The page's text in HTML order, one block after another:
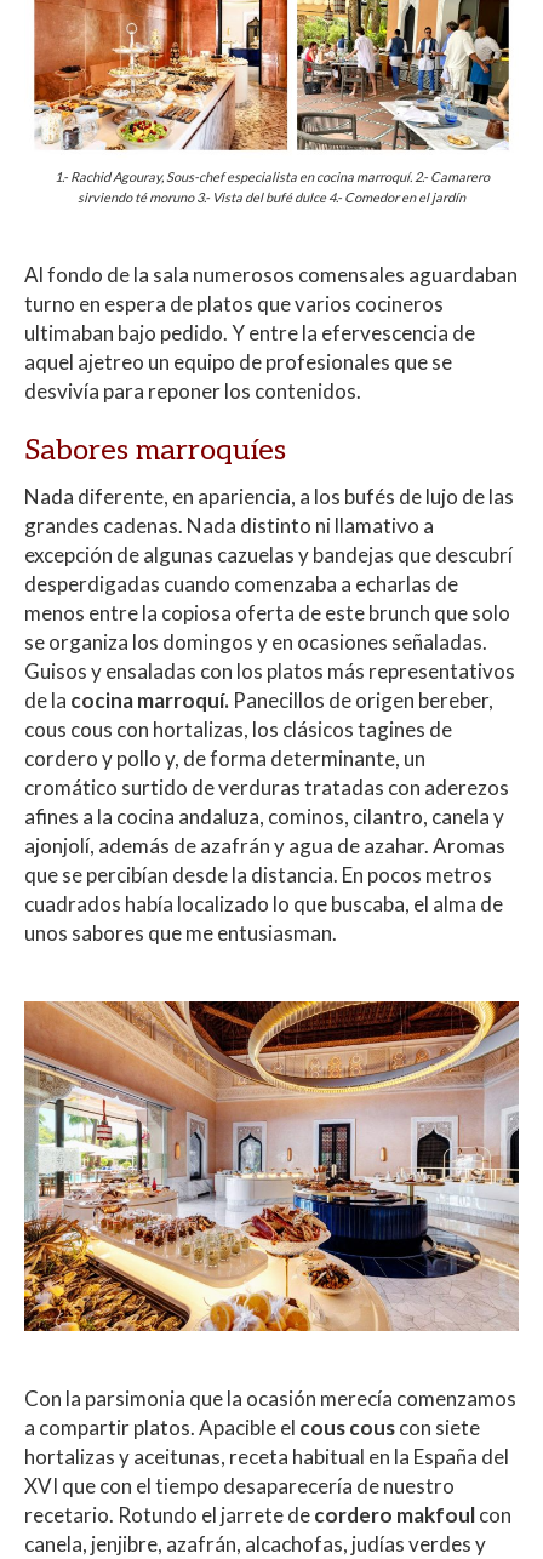
1.- Rachid Agouray, Sous-chef especialista en cocina marroquí. 2.- Camarero
sirviendo té moruno 3.- Vista del bufé dulce 4.- Comedor en el jardín
Al fondo de la sala numerosos comensales aguardaban
turno en espera de platos que varios cocineros
ultimaban bajo pedido. Y entre la efervescencia de
aquel ajetreo un equipo de profesionales que se
desvivía para reponer los contenidos.
Sabores marroquíes
Nada diferente, en apariencia, a los bufés de lujo de las
grandes cadenas. Nada distinto ni llamativo a
excepción de algunas cazuelas y bandejas que descubrí
desperdigadas cuando comenzaba a echarlas de
menos entre la copiosa oferta de este brunch que solo
se organiza los domingos y en ocasiones señaladas.
Guisos y ensaladas con los platos más representativos
de la cocina marroquí. Panecillos de origen bereber,
cous cous con hortalizas, los clásicos tagines de
cordero y pollo y, de forma determinante, un
cromático surtido de verduras tratadas con aderezos
afines a la cocina andaluza, cominos, cilantro, canela y
ajonjolí, además de azafrán y agua de azahar. Aromas
que se percibían desde la distancia. En pocos metros
cuadrados había localizado lo que buscaba, el alma de
unos sabores que me entusiasman.
Con la parsimonia que la ocasión merecía comenzamos
a compartir platos. Apacible el cous couscon siete
hortalizas y aceitunas, receta habitual en la España del
XVI que con el tiempo desaparecería de nuestro
recetario. Rotundo el jarrete decordero makfoulcon
canela, jenjibre, azafrán, alcachofas, judías verdes y